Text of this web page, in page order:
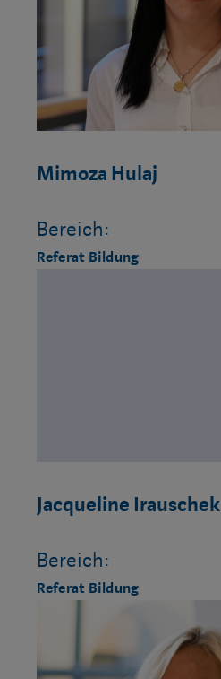
Mimoza Hulaj
Bereich:
Referat Bildung
Jacqueline Irauschek
Bereich:
Referat Bildung